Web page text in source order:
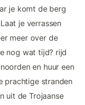
je komt de berg
je verrassen
meer over de
nog wat tijd? rijd
en huur een
prachtige stranden
uit de Trojaanse